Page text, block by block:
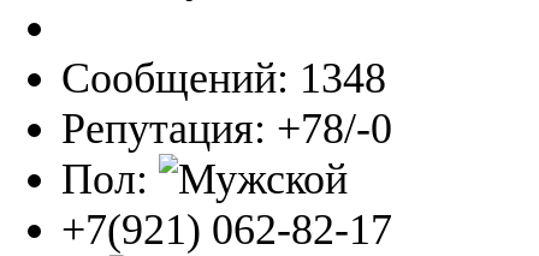
Сообщений: 1348
Репутация: +78/-0
Пол:
+7(921) 062-82-17